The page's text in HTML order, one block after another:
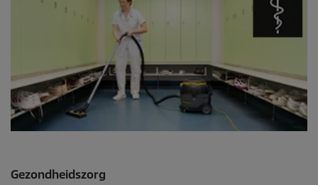
Gezondheidszorg